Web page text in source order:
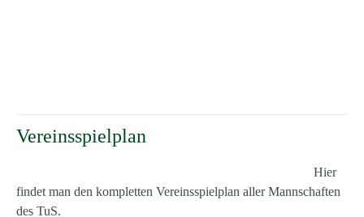
Vereinsspielplan
Hier
findet man den kompletten Vereinsspielplan aller Mannschaften
des TuS.